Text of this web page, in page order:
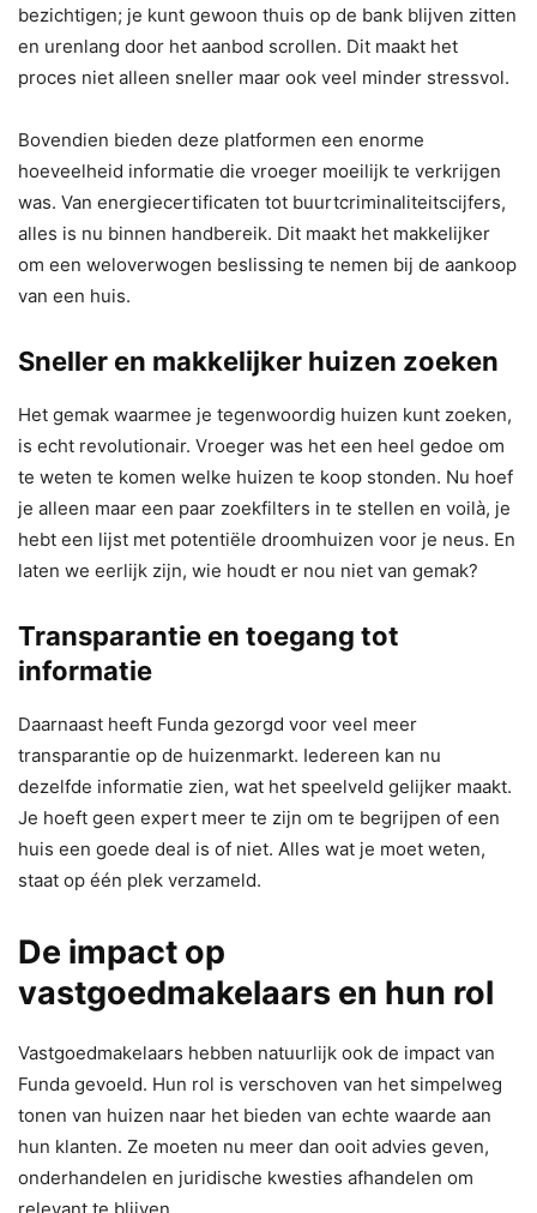
bezichtigen; je kunt gewoon thuis op de bank blijven zitten
en urenlang door het aanbod scrollen. Dit maakt het
proces niet alleen sneller maar ook veel minder stressvol.
Bovendien bieden deze platformen een enorme
hoeveelheid informatie die vroeger moeilijk te verkrijgen
was. Van energiecertificaten tot buurtcriminaliteitscijfers,
alles is nu binnen handbereik. Dit maakt het makkelijker
om een weloverwogen beslissing te nemen bij de aankoop
van een huis.
Sneller en makkelijker huizen zoeken
Het gemak waarmee je tegenwoordig huizen kunt zoeken,
is echt revolutionair. Vroeger was het een heel gedoe om
te weten te komen welke huizen te koop stonden. Nu hoef
je alleen maar een paar zoekfilters in te stellen en voilà, je
hebt een lijst met potentiële droomhuizen voor je neus. En
laten we eerlijk zijn, wie houdt er nou niet van gemak?
Transparantie en toegang tot
informatie
Daarnaast heeft Funda gezorgd voor veel meer
transparantie op de huizenmarkt. Iedereen kan nu
dezelfde informatie zien, wat het speelveld gelijker maakt.
Je hoeft geen expert meer te zijn om te begrijpen of een
huis een goede deal is of niet. Alles wat je moet weten,
staat op één plek verzameld.
De impact op
vastgoedmakelaars en hun rol
Vastgoedmakelaars hebben natuurlijk ook de impact van
Funda gevoeld. Hun rol is verschoven van het simpelweg
tonen van huizen naar het bieden van echte waarde aan
hun klanten. Ze moeten nu meer dan ooit advies geven,
onderhandelen en juridische kwesties afhandelen om
relevant te blijven.